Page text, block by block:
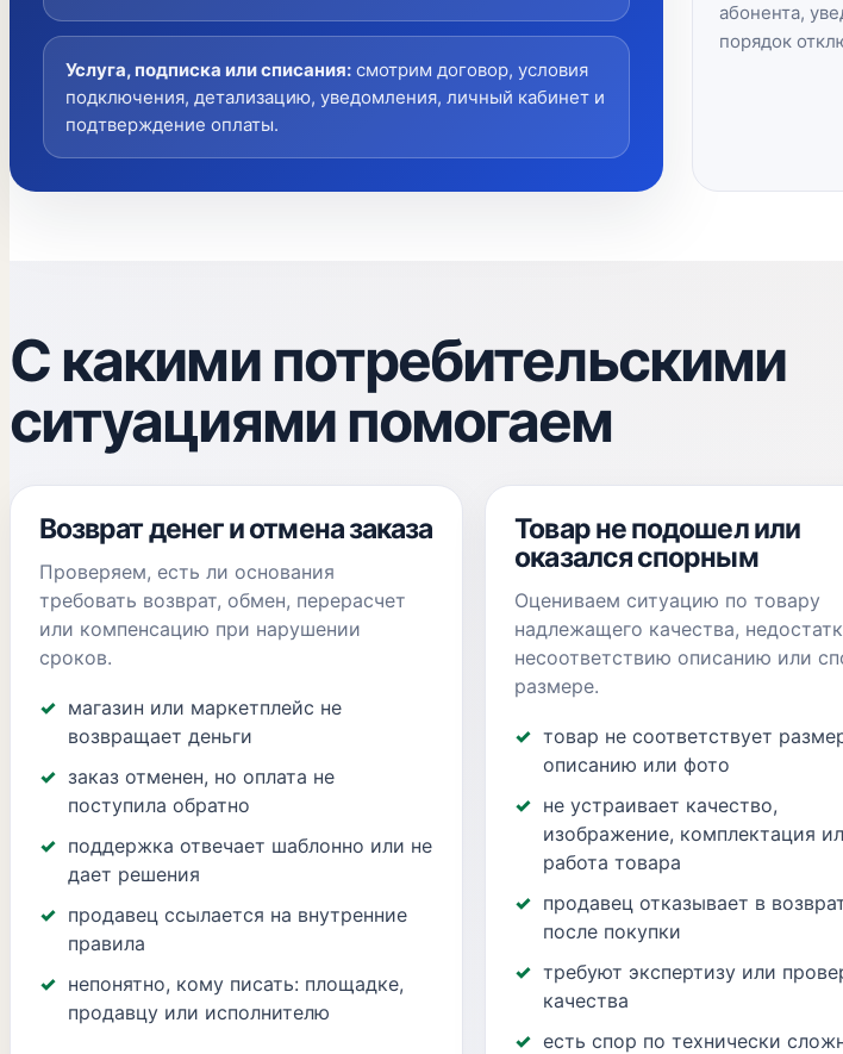
Услуга, подписка или списания: смотрим договор, условия
подключения, детализацию, уведомления, личный кабинет и
подтверждение оплаты.
абонента,
порядок
С какими потребительскими
ситуациями помогаем
Возврат денег и отмена заказа
Проверяем, есть ли основания
требовать возврат, обмен, перерасчет
или компенсацию при нарушении
сроков.
магазин или маркетплейс не
возвращает деньги
заказ отменен, но оплата не
поступила обратно
поддержка отвечает шаблонно или не
дает решения
продавец ссылается на внутренние
правила
непонятно, кому писать: площадке,
продавцу или исполнителю
Товар не подошел или
оказался спорным
Оцениваем ситуацию по товару
надлежащего качества,
несоответствию описанию или
размере.
товар не соответствует
описанию или фото
не устраивает качество,
изображение, комплектация
работа товара
продавец отказывает в
после покупки
требуют экспертизу или
качества
есть спор по технически